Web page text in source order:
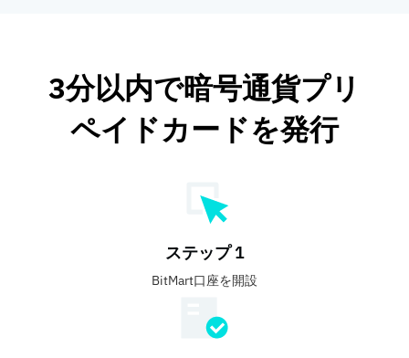
3分以内で暗号通貨プリ
ペイドカードを発行
ステップ 1
BitMart口座を開設